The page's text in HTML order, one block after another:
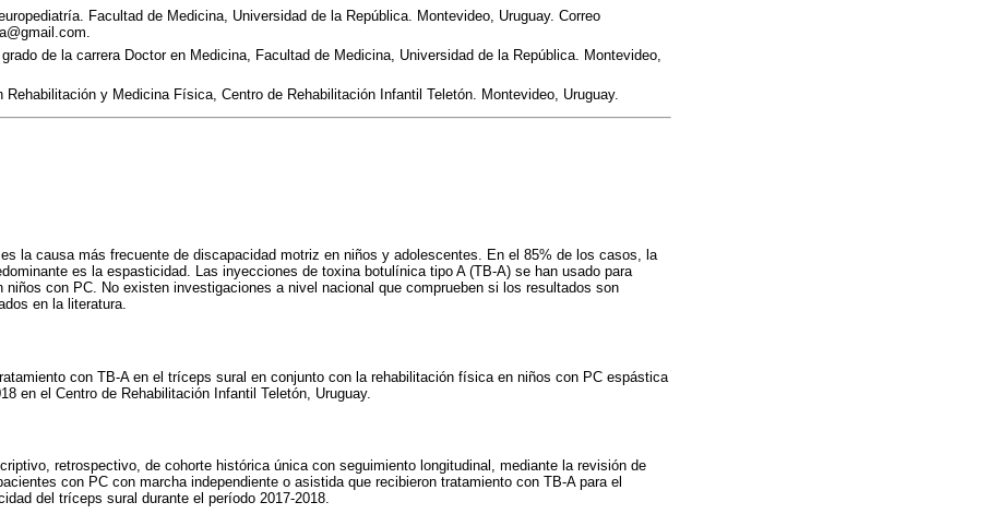
Facultad de Medicina, Universidad de la República. Montevideo, Uruguay. Correo
de la carrera Doctor en Medicina, Facultad de Medicina, Universidad de la República. Montevideo,
Rehabilitación y Medicina Física, Centro de Rehabilitación Infantil Teletón. Montevideo, Uruguay.
la causa más frecuente de discapacidad motriz en niños y adolescentes. En el 85% de los casos, la
es la espasticidad. Las inyecciones de toxina botulínica tipo A (TB-A) se han usado para
niños con PC. No existen investigaciones a nivel nacional que comprueben si los resultados son
en la literatura.
con TB-A en el tríceps sural en conjunto con la rehabilitación física en niños con PC espástica
en el Centro de Rehabilitación Infantil Teletón, Uruguay.
retrospectivo, de cohorte histórica única con seguimiento longitudinal, mediante la revisión de
con PC con marcha independiente o asistida que recibieron tratamiento con TB-A para el
del tríceps sural durante el período 2017-2018.